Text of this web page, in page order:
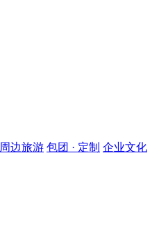
周边旅游 包团 · 定制 企业文化